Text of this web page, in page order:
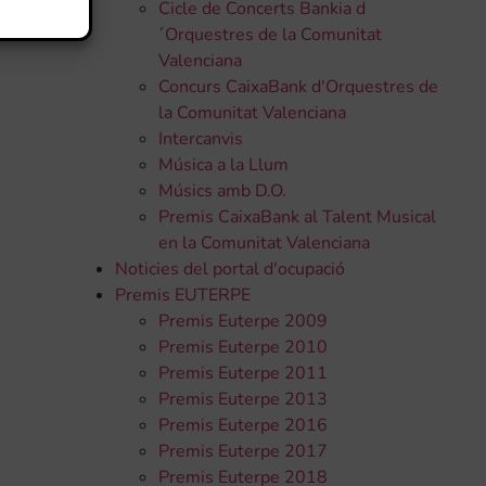
Cicle de Concerts Bankia d
´Orquestres de la Comunitat
Valenciana
Concurs CaixaBank d'Orquestres de
la Comunitat Valenciana
Intercanvis
Música a la Llum
Músics amb D.O.
Premis CaixaBank al Talent Musical
en la Comunitat Valenciana
Noticies del portal d'ocupació
Premis EUTERPE
Premis Euterpe 2009
Premis Euterpe 2010
Premis Euterpe 2011
Premis Euterpe 2013
Premis Euterpe 2016
Premis Euterpe 2017
Premis Euterpe 2018